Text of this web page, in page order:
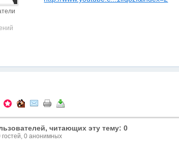
читающих эту тему: 0
гостей, 0 анонимных